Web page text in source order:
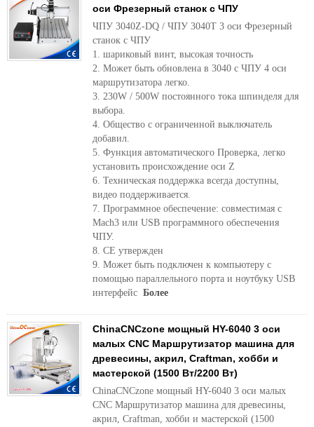
оси Фрезерный станок с ЧПУ
ЧПУ 3040Z-DQ / ЧПУ 3040T 3 оси Фрезерный
станок с ЧПУ
1. шариковый винт, высокая точность
2. Может быть обновлена ​​в 3040 с ЧПУ 4 оси
маршрутизатора легко.
3. 230W / 500W постоянного тока шпинделя для
выбора.
4. Общество с ограниченной выключатель
добавил.
5. Функция автоматического Проверка, легко
установить происхождение оси Z
6. Техническая поддержка всегда доступны,
видео поддерживается.
7. Программное обеспечение: совместимая с
Mach3 или USB программного обеспечения
ЧПУ.
8. CE утвержден
9. Может быть подключен к компьютеру с
помощью параллельного порта и ноутбуку USB
интерфейс Более
ChinaCNCzone мощный HY-6040 3 оси
малых CNC Маршрутизатор машина для
древесины, акрил, Craftman, хобби и
мастерской (1500 Вт/2200 Вт)
ChinaCNCzone мощный HY-6040 3 оси малых
CNC Маршрутизатор машина для древесины,
акрил, Craftman, хобби и мастерской (1500